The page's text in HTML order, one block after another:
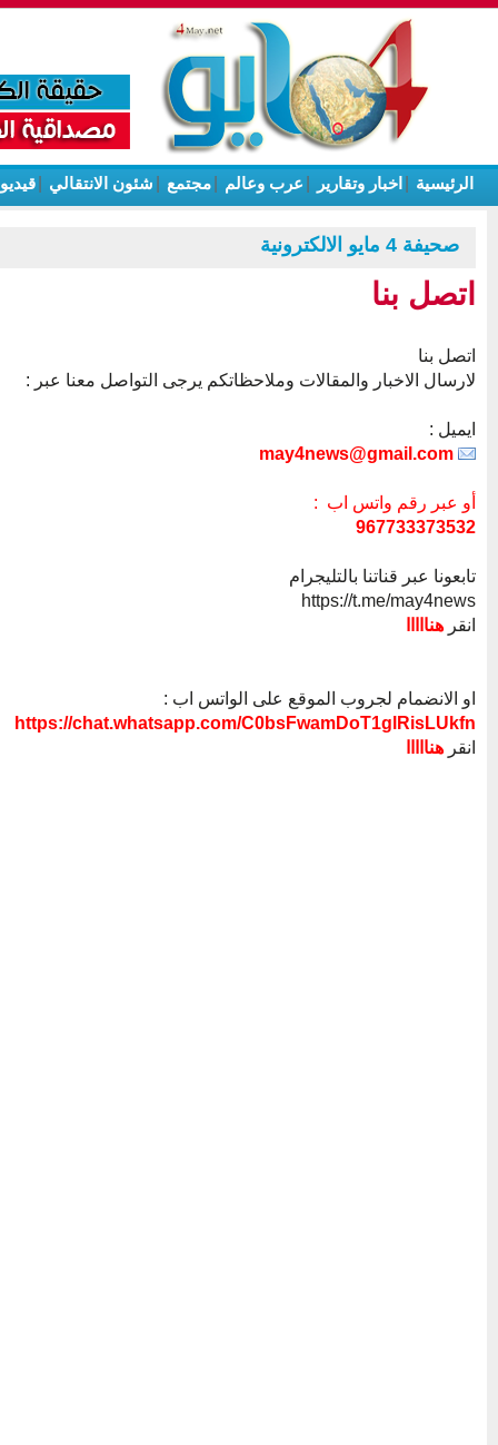
الرئيسية اخبار وتقارير عرب وعالم مجتمع شئون الانتقالي
صحيفة 4 مايو الالكترونية
اتصل بنا
اتصل بنا
لارسال الاخبار والمقالات وملاحظاتكم يرجى التواصل معنا عبر :
ايميل :
may4news@gmail.com
أو عبر رقم واتس اب :
967733373532
تابعونا عبر قناتنا بالتليجرام
https://t.me/may4news
انقر هنااااا
او الانضمام لجروب الموقع على الواتس اب :
https://chat.whatsapp.com/C0bsFwamDoT1glRisLUkfn
انقر هنااااا